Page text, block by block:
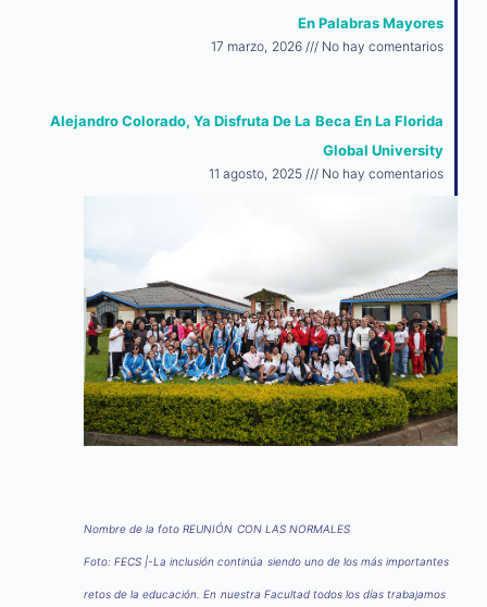
En Palabras Mayores
17 marzo, 2026 No hay comentarios
Alejandro Colorado, Ya Disfruta De La Beca En La Florida
Global University
11 agosto, 2025 No hay comentarios
Nombre de la foto REUNIÓN CON LAS NORMALES
Foto: FECS |-La inclusión continúa siendo uno de los más importantes
retos de la educación. En nuestra Facultad todos los días trabajamos